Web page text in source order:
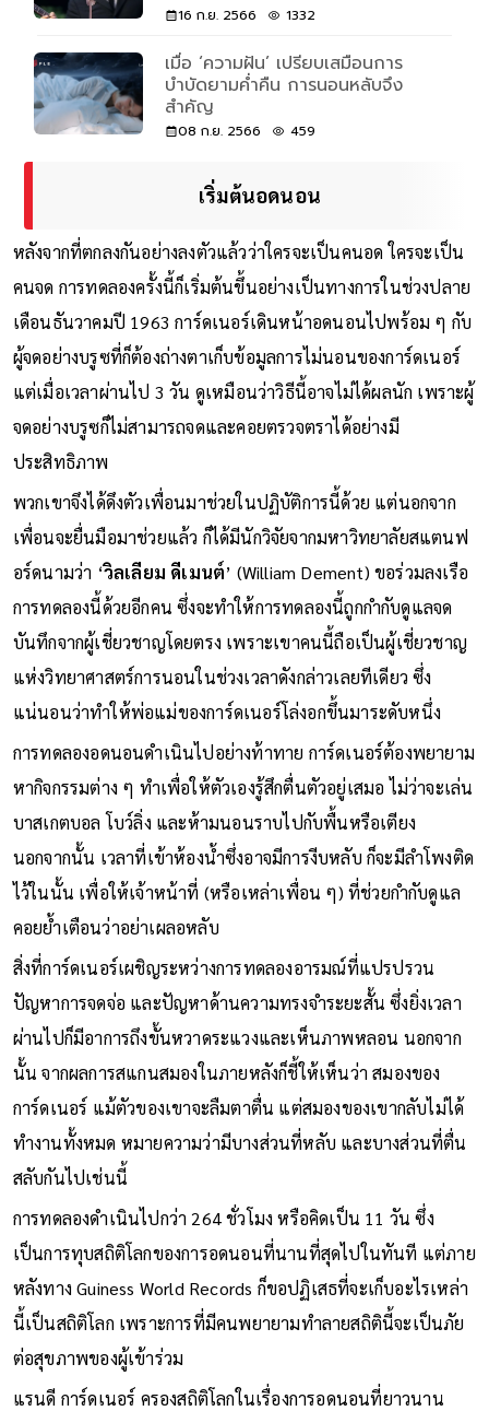
16 ก.ย. 2566 1332
เมื่อ ‘ความฝัน’ เปรียบเสมือนการ
บำบัดยามค่ำคืน การนอนหลับจึง
สำคัญ
08 ก.ย. 2566 459
เริ่มต้นอดนอน
หลังจากที่ตกลงกันอย่างลงตัวแล้วว่าใครจะเป็นคนอด ใครจะเป็น
คนจด การทดลองครั้งนี้ก็เริ่มต้นขึ้นอย่างเป็นทางการในช่วงปลาย
เดือนธันวาคมปี 1963 การ์ดเนอร์เดินหน้าอดนอนไปพร้อม ๆ กับ
ผู้จดอย่างบรูซที่ก็ต้องถ่างตาเก็บข้อมูลการไม่นอนของการ์ดเนอร์
แต่เมื่อเวลาผ่านไป 3 วัน ดูเหมือนว่าวิธีนี้อาจไม่ได้ผลนัก เพราะผู้
จดอย่างบรูซก็ไม่สามารถจดและคอยตรวจตราได้อย่างมี
ประสิทธิภาพ
พวกเขาจึงได้ดึงตัวเพื่อนมาช่วยในปฏิบัติการนี้ด้วย แต่นอกจาก
เพื่อนจะยื่นมือมาช่วยแล้ว ก็ได้มีนักวิจัยจากมหาวิทยาลัยสแตนฟ
อร์ดนามว่า ‘วิลเลียม ดีเมนต์’ (William Dement) ขอร่วมลงเรือ
การทดลองนี้ด้วยอีกคน ซึ่งจะทำให้การทดลองนี้ถูกกำกับดูแลจด
บันทึกจากผู้เชี่ยวชาญโดยตรง เพราะเขาคนนี้ถือเป็นผู้เชี่ยวชาญ
แห่งวิทยาศาสตร์การนอนในช่วงเวลาดังกล่าวเลยทีเดียว ซึ่ง
แน่นอนว่าทำให้พ่อแม่ของการ์ดเนอร์โล่งอกขึ้นมาระดับหนึ่ง
การทดลองอดนอนดำเนินไปอย่างท้าทาย การ์ดเนอร์ต้องพยายาม
หากิจกรรมต่าง ๆ ทำเพื่อให้ตัวเองรู้สึกตื่นตัวอยู่เสมอ ไม่ว่าจะเล่น
บาสเกตบอล โบว์ลิ่ง และห้ามนอนราบไปกับพื้นหรือเตียง
นอกจากนั้น เวลาที่เข้าห้องน้ำซึ่งอาจมีการงีบหลับ ก็จะมีลำโพงติด
ไว้ในนั้น เพื่อให้เจ้าหน้าที่ (หรือเหล่าเพื่อน ๆ) ที่ช่วยกำกับดูแล
คอยย้ำเตือนว่าอย่าเผลอหลับ
สิ่งที่การ์ดเนอร์เผชิญระหว่างการทดลองอารมณ์ที่แปรปรวน
ปัญหาการจดจ่อ และปัญหาด้านความทรงจำระยะสั้น ซึ่งยิ่งเวลา
ผ่านไปก็มีอาการถึงขั้นหวาดระแวงและเห็นภาพหลอน นอกจาก
นั้น จากผลการสแกนสมองในภายหลังก็ชี้ให้เห็นว่า สมองของ
การ์ดเนอร์ แม้ตัวของเขาจะลืมตาตื่น แต่สมองของเขากลับไม่ได้
ทำงานทั้งหมด หมายความว่ามีบางส่วนที่หลับ และบางส่วนที่ตื่น
สลับกันไปเช่นนี้
การทดลองดำเนินไปกว่า 264 ชั่วโมง หรือคิดเป็น 11 วัน ซึ่ง
เป็นการทุบสถิติโลกของการอดนอนที่นานที่สุดไปในทันที แต่ภาย
หลังทาง Guiness World Records ก็ขอปฏิเสธที่จะเก็บอะไรเหล่า
นี้เป็นสถิติโลก เพราะการที่มีคนพยายามทำลายสถิตินี้จะเป็นภัย
ต่อสุขภาพของผู้เข้าร่วม
แรนดี การ์ดเนอร์ ครองสถิติโลกในเรื่องการอดนอนที่ยาวนาน